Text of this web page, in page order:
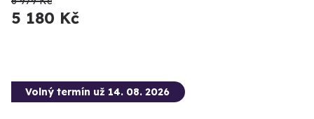
5 180 Kč
Volný termín už 14. 08. 2026